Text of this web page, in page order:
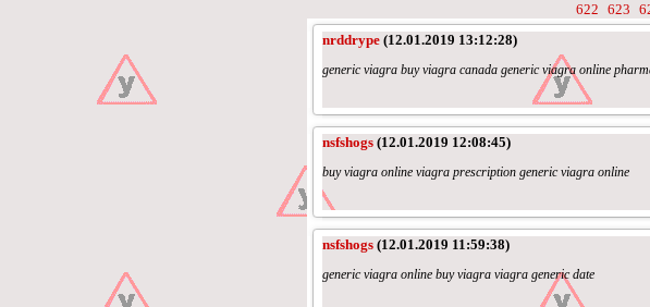
622 623
nrddrype (12.01.2019 13:12:28)
generic viagra buy viagra canada generic viagra online
nsfshogs (12.01.2019 12:08:45)
buy viagra online viagra prescription generic viagra online
nsfshogs (12.01.2019 11:59:38)
generic viagra online buy viagra viagra generic date